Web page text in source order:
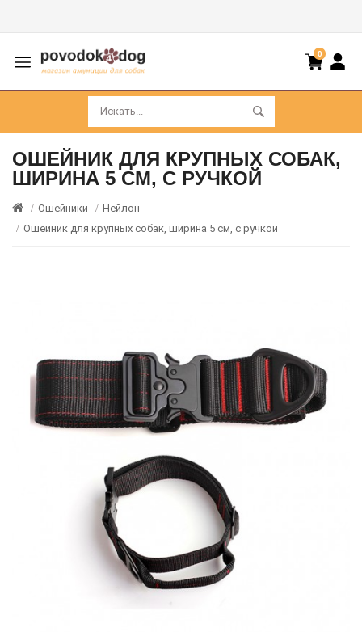
0
ОШЕЙНИК ДЛЯ КРУПНЫХ СОБАК,
ШИРИНА 5 СМ, С РУЧКОЙ
Ошейники
Нейлон
Ошейник для крупных собак, ширина 5 см, с ручкой